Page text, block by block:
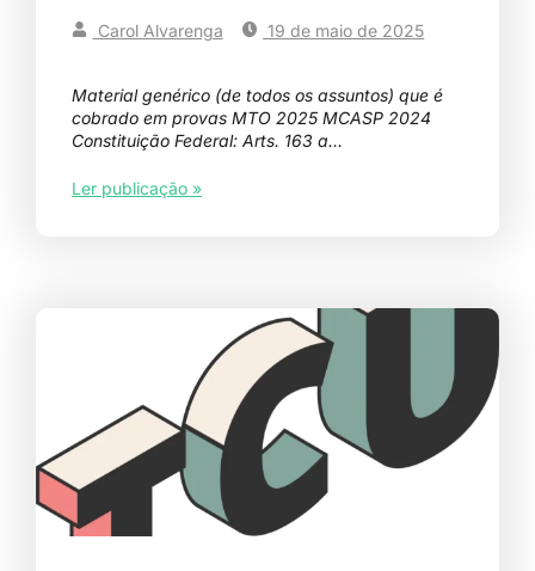
Carol Alvarenga 19 de maio de 2025
Material genérico (de todos os assuntos) que é
cobrado em provas MTO 2025 MCASP 2024
Constituição Federal: Arts. 163 a…
Ler publicação »